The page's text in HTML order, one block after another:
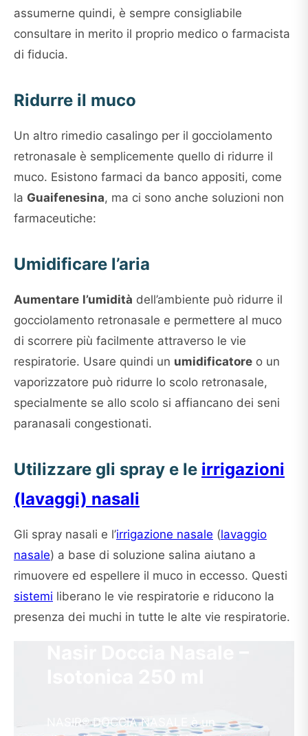
assumerne quindi, è sempre consigliabile
consultare in merito il proprio medico o farmacista
di fiducia.
Ridurre il muco
Un altro rimedio casalingo per il gocciolamento
retronasale è semplicemente quello di ridurre il
muco. Esistono farmaci da banco appositi, come
la Guaifenesina, ma ci sono anche soluzioni non
farmaceutiche:
Umidificare l’aria
Aumentare l’umidità dell’ambiente può ridurre il
gocciolamento retronasale e permettere al muco
di scorrere più facilmente attraverso le vie
respiratorie. Usare quindi un umidificatore o un
vaporizzatore può ridurre lo scolo retronasale,
specialmente se allo scolo si affiancano dei seni
paranasali congestionati.
Utilizzare gli spray e le irrigazioni
(lavaggi) nasali
Gli spray nasali e l’irrigazione nasale (lavaggio
nasale) a base di soluzione salina aiutano a
rimuovere ed espellere il muco in eccesso. Questi
sistemi liberano le vie respiratorie e riducono la
presenza dei muchi in tutte le alte vie respiratorie.
NASIR® DOCCIA NASALE è un